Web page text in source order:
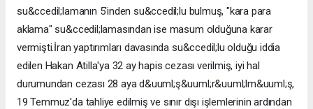
su&ccedil;lamanın 5'inden su&ccedil;lu bulmuş, "kara para
aklama" su&ccedil;lamasından ise masum olduğuna karar
vermişti.İran yaptırımları davasında su&ccedil;lu olduğu iddia
edilen Hakan Atilla'ya 32 ay hapis cezası verilmiş, iyi hal
durumundan cezası 28 aya d&uuml;ş&uuml;r&uuml;lm&uuml;ş,
19 Temmuz'da tahliye edilmiş ve sınır dışı işlemlerinin ardından